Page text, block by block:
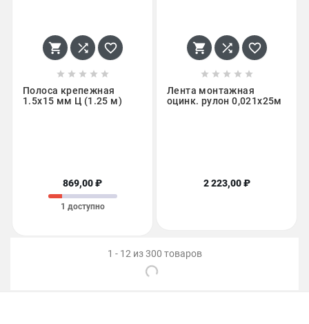
  
    
Полоса крепежная
1.5х15 мм Ц (1.25 м)
869,00 ₽
1 доступно
  
    
Лента монтажная
оцинк. рулон 0,021x25м
2 223,00 ₽
1 - 12 из 300 товаров